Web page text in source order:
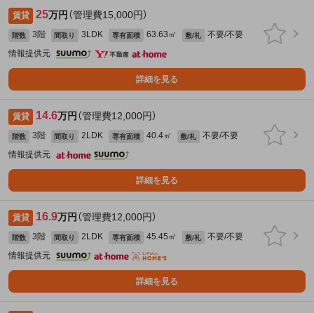
賃貸 25万円 （管理費15,000円）
階数 3階 間取り 3LDK 専有面積 63.63㎡ 敷/礼
不要/不要
情報提供元
詳細を見る
賃貸 14.6万円 （管理費12,000円）
階数 3階 間取り 2LDK 専有面積 40.4㎡ 敷/礼
不要/不要
情報提供元
詳細を見る
賃貸 16.9万円 （管理費12,000円）
階数 3階 間取り 2LDK 専有面積 45.45㎡ 敷/礼
不要/不要
情報提供元
詳細を見る